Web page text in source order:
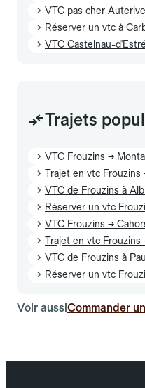
VTC pas cher Auterive
Réserver un vtc à
VTC Castelnau-
Trajets
VTC Frouzins →
Trajet en vtc Frouzins
VTC de Frouzins à
Réserver un vtc
VTC Frouzins →
Trajet en vtc Frouzins
VTC de Frouzins à Pau
Réserver un vtc
Voir aussiCommander